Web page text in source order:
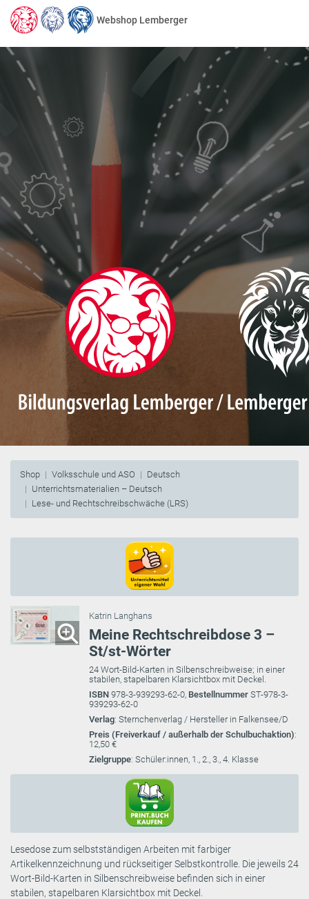
Webshop Lemberger
Shop Volksschule und ASO
Deutsch
Unterrichtsmaterialien – Deutsch
Lese- und Rechtschreibschwäche (LRS)
Katrin Langhans
Meine Rechtschreibdose 3 –
St/st-Wörter
24 Wort-Bild-Karten in Silbenschreibweise; in einer
stabilen, stapelbaren Klarsichtbox mit Deckel.
ISBN 978-3-939293-62-0, Bestellnummer ST-978-3-
939293-62-0
Verlag: Sternchenverlag / Hersteller in Falkensee/D
Preis (Freiverkauf / außerhalb der Schulbuchaktion):
12,50 €
Zielgruppe: Schüler:innen, 1., 2., 3., 4. Klasse
Lesedose zum selbstständigen Arbeiten mit farbiger
Artikelkennzeichnung und rückseitiger Selbstkontrolle. Die jeweils 24
Wort-Bild-Karten in Silbenschreibweise befinden sich in einer
stabilen, stapelbaren Klarsichtbox mit Deckel.